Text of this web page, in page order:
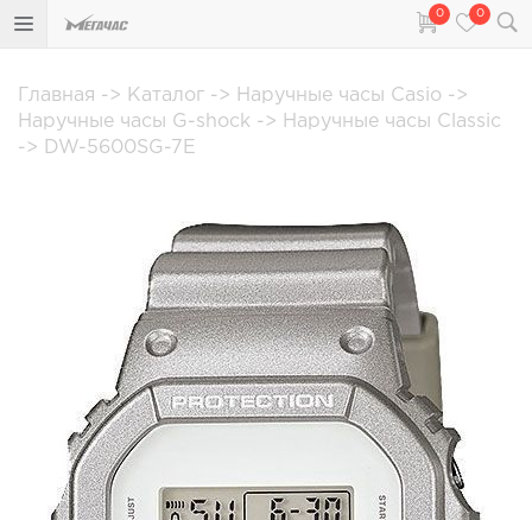
0 0
Главная -> Каталог -> Наручные часы Casio ->
Наручные часы G-shock -> Наручные часы Classic
-> DW-5600SG-7E